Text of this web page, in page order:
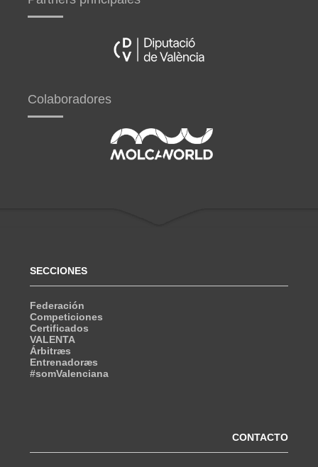
Colaboradores
SECCIONES
Federación
Competiciones
Certificados
VALENTA
Árbitræs
Entrenadoræs
#somValenciana
CONTACTO